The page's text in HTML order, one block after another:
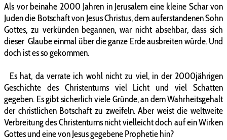
Als vor beinahe 2000 Jahren in Jerusalem eine kleine Schar von
Juden die Botschaft von Jesus Christus, dem auferstandenen Sohn
Gottes, zu verkünden begannen, war nicht absehbar, dass sich
dieser Glaube einmal über die ganze Erde ausbreiten würde. Und
doch ist es so gekommen.
Es hat, da verrate ich wohl nicht zu viel, in der 2000jährigen
Geschichte des Christentums viel Licht und viel Schatten
gegeben. Es gibt sicherlich viele Gründe, an dem Wahrheitsgehalt
der christlichen Botschaft zu zweifeln. Aber weist die weltweite
Verbreitung des Christentums nicht vielleicht doch auf ein Wirken
Gottes und eine von Jesus gegebene Prophetie hin?